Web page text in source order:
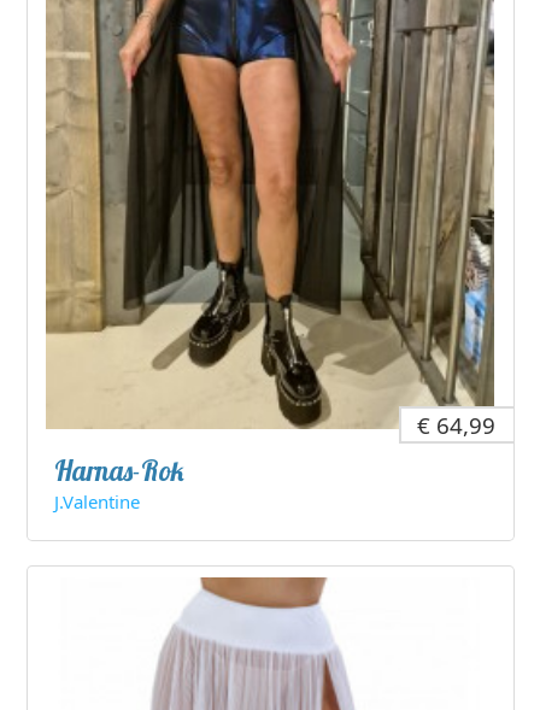
€ 64,99
Harnas-Rok
J.Valentine